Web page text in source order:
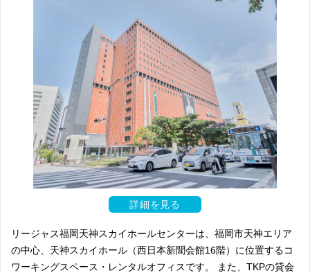
詳細を見る
リージャス福岡天神スカイホールセンターは、福岡市天神エリア
の中心、天神スカイホール（西日本新聞会館16階）に位置するコ
ワーキングスペース・レンタルオフィスです。 また、TKPの貸会